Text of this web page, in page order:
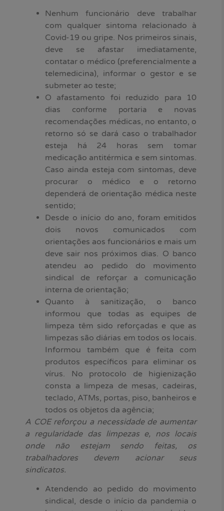
Nenhum funcionário deve trabalhar
com qualquer sintoma relacionado à
Covid-19 ou gripe. Nos primeiros sinais,
deve se afastar imediatamente,
contatar o médico (preferencialmente a
telemedicina), informar o gestor e se
submeter ao teste;
O afastamento foi reduzido para 10
dias conforme portaria e novas
recomendações médicas, no entanto, o
retorno só se dará caso o trabalhador
esteja há 24 horas sem tomar
medicação antitérmica e sem sintomas.
Caso ainda esteja com sintomas, deve
procurar o médico e o retorno
dependerá de orientação médica neste
sentido;
Desde o início do ano, foram emitidos
dois novos comunicados com
orientações aos funcionários e mais um
deve sair nos próximos dias. O banco
atendeu ao pedido do movimento
sindical de reforçar a comunicação
interna de orientação;
Quanto à sanitização, o banco
informou que todas as equipes de
limpeza têm sido reforçadas e que as
limpezas são diárias em todos os locais.
Informou também que é feita com
produtos específicos para eliminar os
vírus. No protocolo de higienização
consta a limpeza de mesas, cadeiras,
teclado, ATMs, portas, piso, banheiros e
todos os objetos da agência;
A COE reforçou a necessidade de aumentar
a regularidade das limpezas e, nos locais
onde não estejam sendo feitas, os
trabalhadores devem acionar seus
sindicatos.
Atendendo ao pedido do movimento
sindical, desde o início da pandemia o